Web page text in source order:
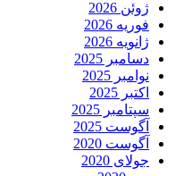
ژوئن 2026
فوریه 2026
ژانویه 2026
دسامبر 2025
نوامبر 2025
اکتبر 2025
سپتامبر 2025
آگوست 2025
آگوست 2020
جولای 2020